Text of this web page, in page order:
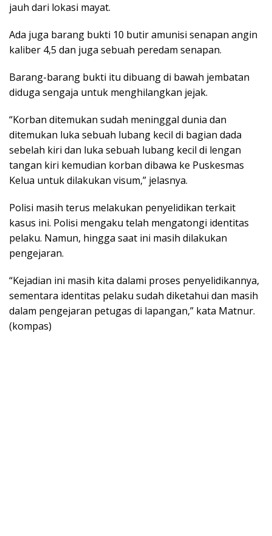
jauh dari lokasi mayat.
Ada juga barang bukti 10 butir amunisi senapan angin
kaliber 4,5 dan juga sebuah peredam senapan.
Barang-barang bukti itu dibuang di bawah jembatan
diduga sengaja untuk menghilangkan jejak.
“Korban ditemukan sudah meninggal dunia dan
ditemukan luka sebuah lubang kecil di bagian dada
sebelah kiri dan luka sebuah lubang kecil di lengan
tangan kiri kemudian korban dibawa ke Puskesmas
Kelua untuk dilakukan visum,” jelasnya.
Polisi masih terus melakukan penyelidikan terkait
kasus ini. Polisi mengaku telah mengatongi identitas
pelaku. Namun, hingga saat ini masih dilakukan
pengejaran.
“Kejadian ini masih kita dalami proses penyelidikannya,
sementara identitas pelaku sudah diketahui dan masih
dalam pengejaran petugas di lapangan,” kata Matnur.
(kompas)